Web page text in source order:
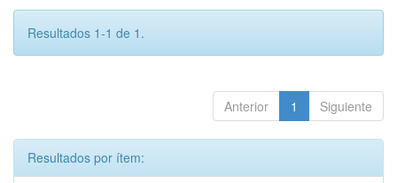
Resultados 1-1 de 1.
Anterior 1 Siguiente
Resultados por ítem: